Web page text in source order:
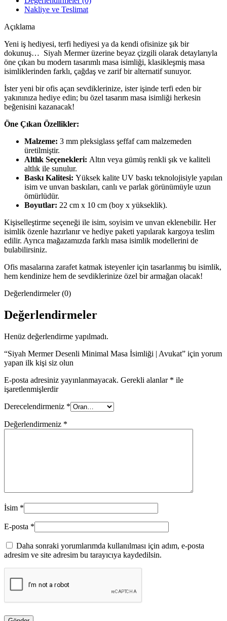
Nakliye ve Teslimat
Açıklama
Yeni iş hediyesi, terfi hediyesi ya da kendi ofisinize şık bir
dokunuş… Siyah Mermer üzerine beyaz çizgili olarak detaylarıyla
öne çıkan bu modern tasarımlı masa isimliği, klasikleşmiş masa
isimliklerinden farklı, çağdaş ve zarif bir alternatif sunuyor.
İster yeni bir ofis açan sevdiklerinize, ister işinde terfi eden bir
yakınınıza hediye edin; bu özel tasarım masa isimliği herkesin
beğenisini kazanacak!
Öne Çıkan Özellikler:
Malzeme: 3 mm pleksiglass şeffaf cam malzemeden
üretilmiştir.
Altlık Seçenekleri: Altın veya gümüş renkli şık ve kaliteli
altlık ile sunulur.
Baskı Kalitesi: Yüksek kalite UV baskı teknolojisiyle yapılan
isim ve unvan baskıları, canlı ve parlak görünümüyle uzun
ömürlüdür.
Boyutlar: 22 cm x 10 cm (boy x yükseklik).
Kişiselleştirme seçeneği ile isim, soyisim ve unvan eklenebilir. Her
isimlik özenle hazırlanır ve hediye paketi yapılarak kargoya teslim
edilir. Ayrıca mağazamızda farklı masa isimlik modellerini de
bulabilirsiniz.
Ofis masalarına zarafet katmak isteyenler için tasarlanmış bu isimlik,
hem kendinize hem de sevdiklerinize özel bir armağan olacak!
Değerlendirmeler (0)
Değerlendirmeler
Henüz değerlendirme yapılmadı.
“Siyah Mermer Desenli Minimal Masa İsimliği | Avukat” için yorum
yapan ilk kişi siz olun
E-posta adresiniz yayınlanmayacak. Gerekli alanlar * ile
işaretlenmişlerdir
Derecelendirmeniz *
Değerlendirmeniz *
İsim *
E-posta *
Daha sonraki yorumlarımda kullanılması için adım, e-posta
adresim ve site adresim bu tarayıcıya kaydedilsin.